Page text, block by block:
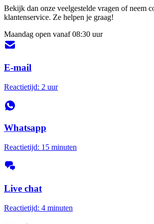
Bekijk dan onze veelgestelde vragen of neem
klantenservice. Ze helpen je graag!
Maandag open vanaf 08:30 uur
E-mail
Reactietijd: 2 uur
Whatsapp
Reactietijd: 15 minuten
Live chat
Reactietijd: 4 minuten